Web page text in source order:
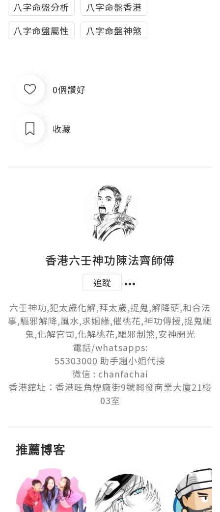
八字命盤分析
八字命盤香港
八字命盤屬性
八字命盤神煞
0個讚好
收藏
香港六壬神功陳法齊師傅
追蹤
六壬神功,犯太歲化解,拜太歲,捉鬼,解降頭,和合法
事,驅邪解降,風水,求姻緣,催桃花,神功傳授,捉鬼驅
鬼,化解官司,化解桃花,驅邪制煞,安神開光
電話/whatsapps:
55303000 助手趙小姐代接
微信 : chanfachai
香港舘址：香港旺角煙廠街9號興發商業大廈21樓
推薦博客